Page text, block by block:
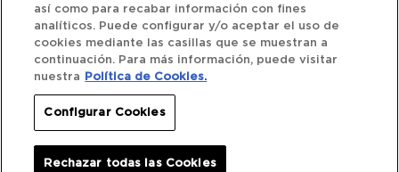
Siguenos
Redes Sociales
así como para recabar información con fines
analíticos. Puede configurar y/o aceptar el uso de
cookies mediante las casillas que se muestran a
continuación. Para más información, puede visitar
nuestra
Política de Cookies.
Configurar Cookies
Rechazar todas las Cookies